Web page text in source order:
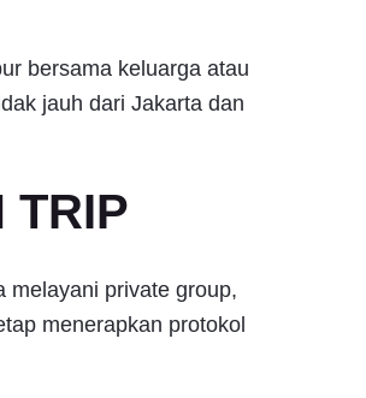
bersama keluarga atau
jauh dari Jakarta dan
TRIP
melayani private group,
menerapkan protokol